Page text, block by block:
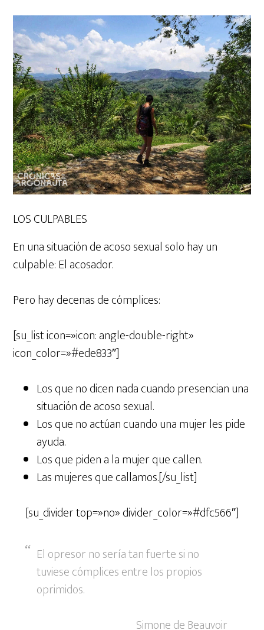
LOS CULPABLES
En una situación de acoso sexual solo hay un
culpable: El acosador.
Pero hay decenas de cómplices:
[su_list icon=»icon: angle-double-right»
icon_color=»#ede833″]
Los que no dicen nada cuando presencian una
situación de acoso sexual.
Los que no actúan cuando una mujer les pide
ayuda.
Los que piden a la mujer que callen.
Las mujeres que callamos.[/su_list]
[su_divider top=»no» divider_color=»#dfc566″]
El opresor no sería tan fuerte si no
tuviese cómplices entre los propios
oprimidos.
Simone de Beauvoir